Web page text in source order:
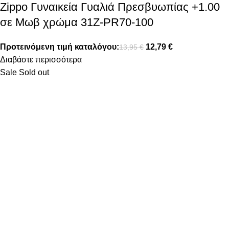
Zippo Γυναικεία Γυαλιά Πρεσβυωπίας +1.00
σε Μωβ χρώμα 31Z-PR70-100
Προτεινόμενη τιμή καταλόγου:13,95€ 12,79 €
Διαβάστε περισσότερα
Sale Sold out